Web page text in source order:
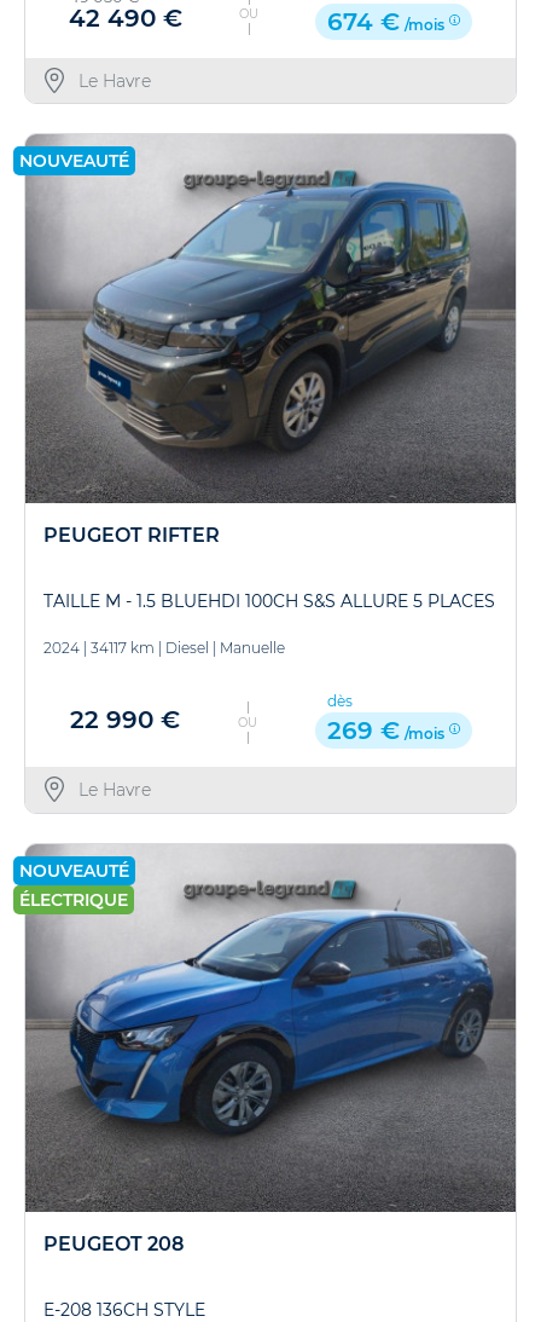
42 490 € OU 674 € /mois
Le Havre
NOUVEAUTÉ
PEUGEOT RIFTER
TAILLE M - 1.5 BLUEHDI 100CH S&S ALLURE 5 PLACES
2024 34117 km Diesel Manuelle
22 990 € OU
dès
269 € /mois
Le Havre
NOUVEAUTÉ
ÉLECTRIQUE
PEUGEOT 208
E-208 136CH STYLE